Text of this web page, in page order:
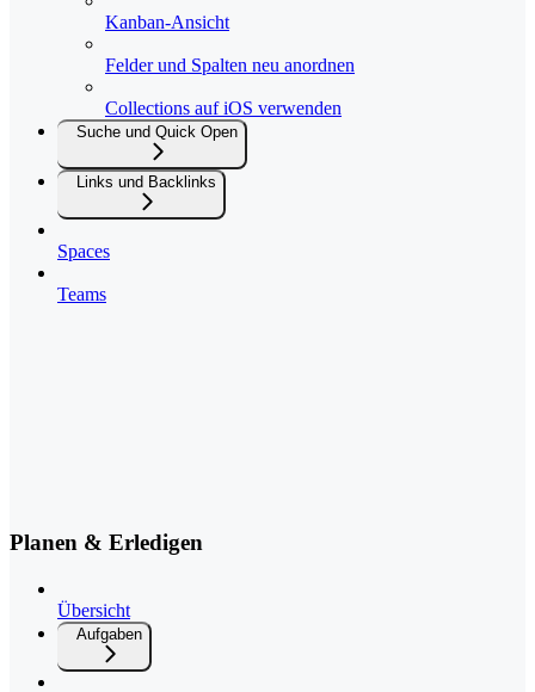
Kanban-Ansicht
Felder und Spalten neu anordnen
Collections auf iOS verwenden
Suche und Quick Open
Links und Backlinks
Spaces
Teams
Planen & Erledigen
Übersicht
Aufgaben